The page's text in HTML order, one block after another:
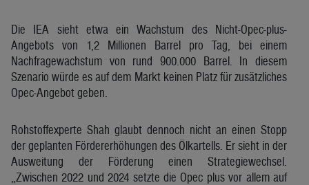
Die IEA sieht etwa ein Wachstum des Nicht-Opec-plus-
Angebots von 1,2 Millionen Barrel pro Tag, bei einem
Nachfragewachstum von rund 900.000 Barrel. In diesem
Szenario würde es auf dem Markt keinen Platz für zusätzliches
Opec-Angebot geben.
Rohstoffexperte Shah glaubt dennoch nicht an einen Stopp
der geplanten Fördererhöhungen des Ölkartells. Er sieht in der
Ausweitung der Förderung einen Strategiewechsel.
„Zwischen 2022 und 2024 setzte die Opec plus vor allem auf